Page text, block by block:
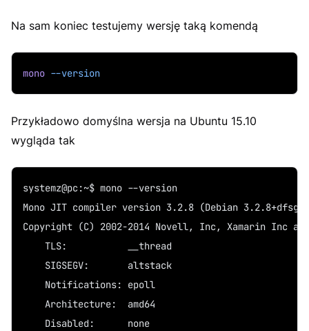
Na sam koniec testujemy wersję taką komendą
mono --version
Przykładowo domyślna wersja na Ubuntu 15.10
wygląda tak
systemz@pc:~$ mono --version
Mono JIT compiler version 3.2.8 (Debian 3.2.8+dfsg-
Copyright (C) 2002-2014 Novell, Inc, Xamarin Inc
	TLS:           __thread
	SIGSEGV:       altstack
	Notifications: epoll
	Architecture:  amd64
	Disabled:      none